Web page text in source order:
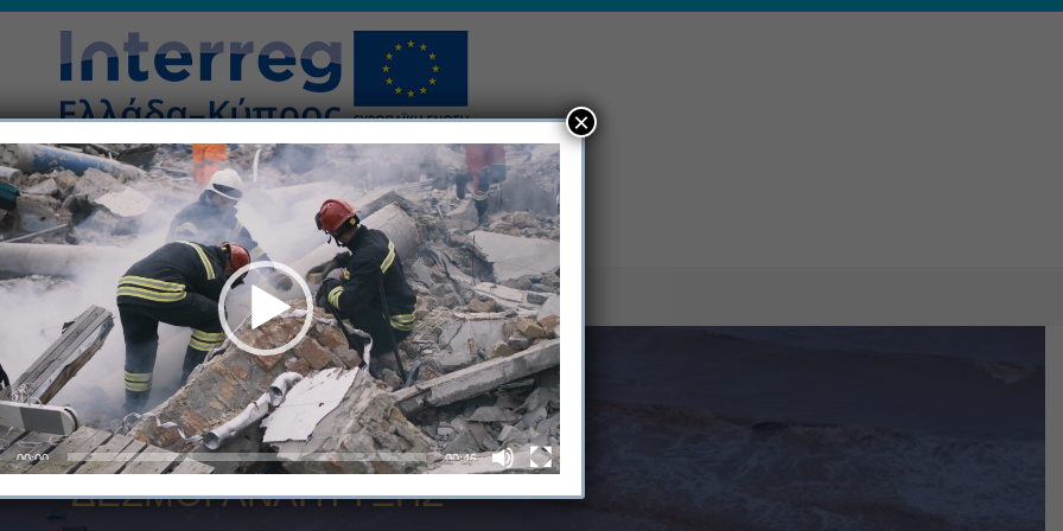
ΣΥΝΕΡΓΑΣΙΑ ΣΤΟΧΟΙ ΝΕΑ ΕΠΙΚΟΙΝΩΝΙΑ
Έργο πλημμυρίς
ΔΕΣΜΟΙ ΑΝΑΠΤΥΞΗΣ
00:00 00:46
×